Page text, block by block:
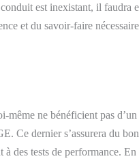
est inexistant, il faudra
et du savoir-faire
même ne bénéficient pas
Ce dernier s’assurera du
à des tests de performance.